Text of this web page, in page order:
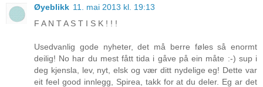
Øyeblikk 11. mai 2013 kl. 19:13
F A N T A S T I S K ! ! !
Usedvanlig gode nyheter, det må berre føles så enormt
deilig! No har du mest fått tida i gåve på ein måte :-) sup i
deg kjensla, lev, nyt, elsk og vær ditt nydelige eg! Dette var
eit feel good innlegg, Spirea, takk for at du deler. Eg ar det